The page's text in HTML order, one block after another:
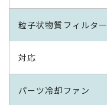
粒子状物質フィルター
対応
パーツ冷却ファン